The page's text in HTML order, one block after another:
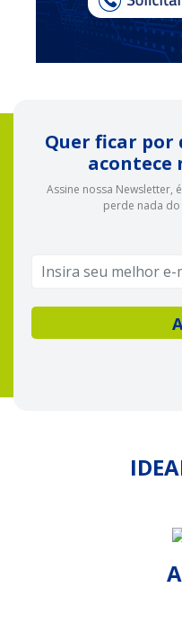
Quer ficar por
acontece
Assine nossa Newsletter,
perde nada